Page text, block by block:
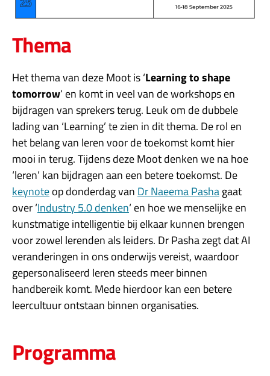
Thema
Het thema van deze Moot is ‘Learning to shape
tomorrow‘ en komt in veel van de workshops en
bijdragen van sprekers terug. Leuk om de dubbele
lading van ‘Learning’ te zien in dit thema. De rol en
het belang van leren voor de toekomst komt hier
mooi in terug. Tijdens deze Moot denken we na hoe
‘leren’ kan bijdragen aan een betere toekomst. De
keynoteop donderdag van Dr Naeema Pashagaat
over ‘Industry 5.0 denken‘ en hoe we menselijke en
kunstmatige intelligentie bij elkaar kunnen brengen
voor zowel lerenden als leiders. Dr Pasha zegt dat AI
veranderingen in ons onderwijs vereist, waardoor
gepersonaliseerd leren steeds meer binnen
handbereik komt. Mede hierdoor kan een betere
leercultuur ontstaan binnen organisaties.
Programma